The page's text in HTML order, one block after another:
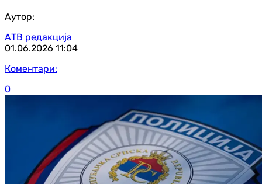
Аутор:
АТВ редакција
01.06.2026 11:04
Коментари:
0